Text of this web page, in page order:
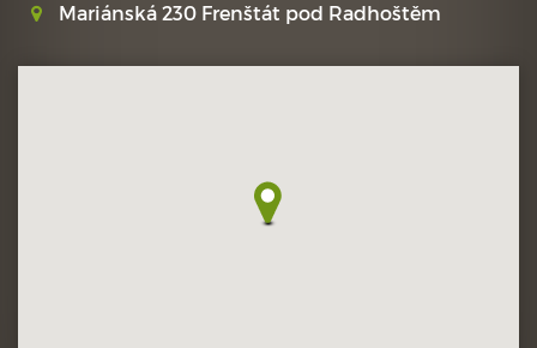
Mariánská 230 Frenštát pod Radhoštěm